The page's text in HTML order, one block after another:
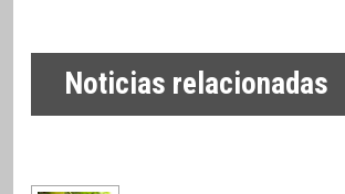
Noticias relacionadas